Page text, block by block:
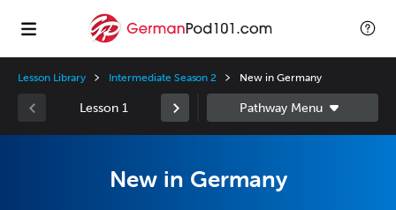
Lesson Library Intermediate Season 2 New in Germany
Lesson 1
New in Germany